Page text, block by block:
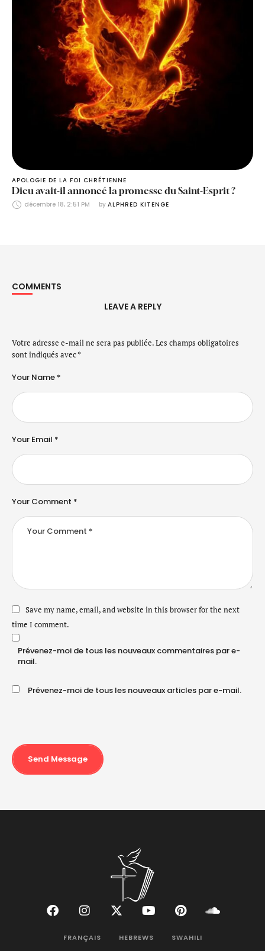
APOLOGIE DE LA FOI CHRÉTIENNE
Dieu avait-il annoncé la promesse du Saint-Esprit ?
décembre 18, 2:51 PM by ALPHRED KITENGE
COMMENTS
LEAVE A REPLY
Votre adresse e-mail ne sera pas publiée.Les champs obligatoires
sont indiqués avec*
Your Comment *
Your Name *
Your Email *
Save my name, email, and website in this browser for the next
time I comment.
Prévenez-moi de tous les nouveaux commentaires par e-
mail.
Prévenez-moi de tous les nouveaux articles par e-mail.
Send Message
FRANÇAIS HEBREWS SWAHILI